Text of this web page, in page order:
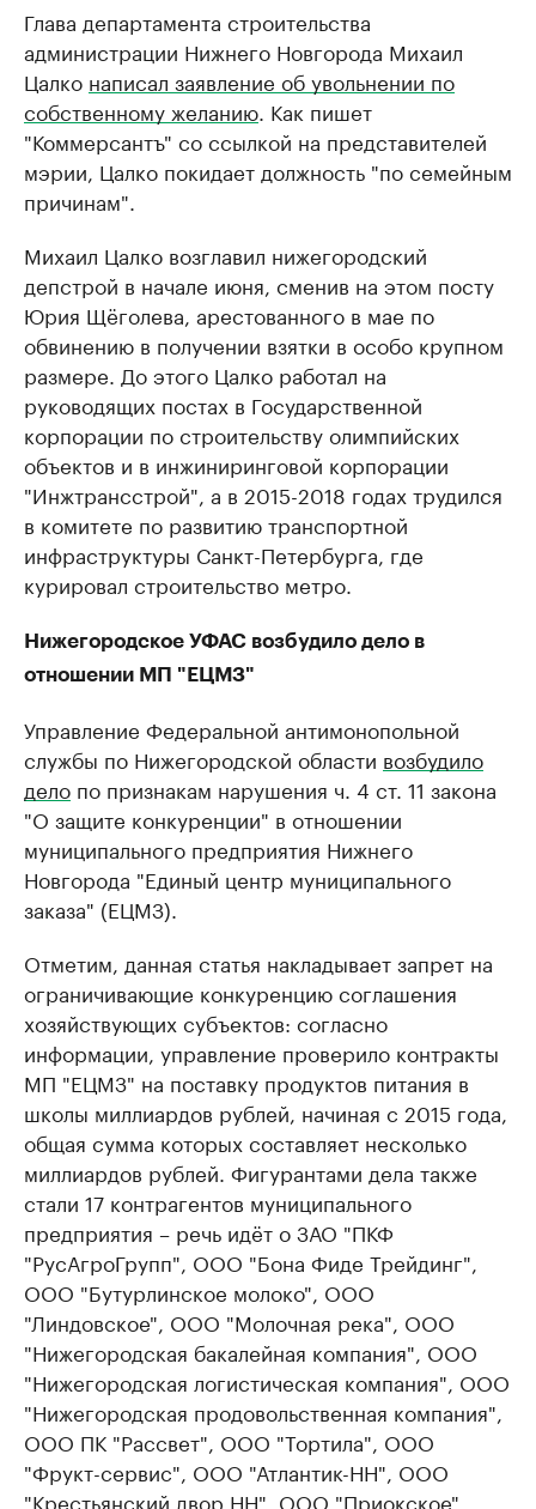
Глава департамента строительства
администрации Нижнего Новгорода Михаил
Цалко написал заявление об увольнении по
собственному желанию . Как пишет
"Коммерсантъ" со ссылкой на представителей
мэрии, Цалко покидает должность "по семейным
причинам".
Михаил Цалко возглавил нижегородский
депстрой в начале июня, сменив на этом посту
Юрия Щёголева, арестованного в мае по
обвинению в получении взятки в особо крупном
размере. До этого Цалко работал​ на
руководящих постах в Государственной
корпорации по строительству олимпийских
объектов и в инжиниринговой корпорации
"Инжтрансстрой", а в 2015-2018 годах трудился
в комитете по развитию транспортной
инфраструктуры Санкт-Петербурга, где
курировал строительство метро.
Нижегородское УФАС возбудило дело в
отношении МП "ЕЦМЗ"
Управление Федеральной антимонопольной
службы по Нижегородской области возбудило
дело по признакам нарушения ч. 4 ст. 11 закона
"О защите конкуренции" в отношении
муниципального предприятия Нижнего
Новгорода "Единый центр муниципального
заказа" (ЕЦМЗ).
Отметим, данная статья накладывает запрет на
ограничивающие конкуренцию соглашения
хозяйствующих субъектов: согласно
информации, управление проверило контракты
МП "ЕЦМЗ" на поставку продуктов питания в
школы миллиардов рублей, начиная с 2015 года,
общая сумма которых составляет несколько
миллиардов рублей. Фигурантами дела также
стали 17 контрагентов муниципального
предприятия ​– речь идёт о ЗАО "ПКФ
"РусАгроГрупп", ООО "Бона Фиде Трейдинг",
ООО "Бутурлинское молоко", ООО
"Линдовское", ООО "Молочная река", ООО
"Нижегородская бакалейная компания", ООО
"Нижегородская логистическая компания", ООО
"Нижегородская продовольственная компания",
ООО ПК "Рассвет", ООО "Тортила", ООО
"Фрукт-сервис", ООО "Атлантик-НН", ООО
"Крестьянский двор НН", ООО "Приокское",